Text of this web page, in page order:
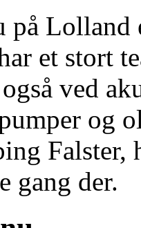
på Lolland
et stort
ved
og
Falster,
gang der.